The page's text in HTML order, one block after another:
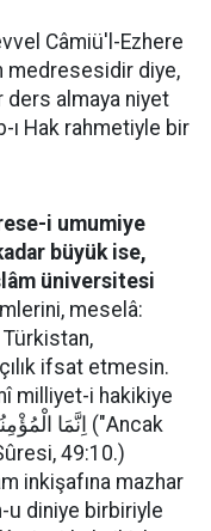
Câmiü'l-Ezhere
medresesidir diye,
almaya niyet
ı Hak rahmetiyle bir
i umumiye
büyük ise,
üniversitesi
meselâ:
ifsat etmesin.
milliyet-i hakikiye
49:10.)
inkişafına mazhar
diniye birbiriyle